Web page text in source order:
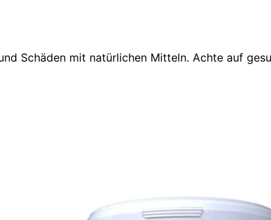
Schäden mit natürlichen Mitteln. Achte auf